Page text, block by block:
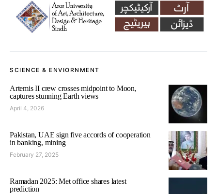
SCIENCE & ENVIORNMENT
Artemis II crew crosses midpoint to Moon,
captures stunning Earth views
April 4, 2026
Pakistan, UAE sign five accords of cooperation
in banking, mining
February 27, 2025
Ramadan 2025: Met office shares latest
prediction